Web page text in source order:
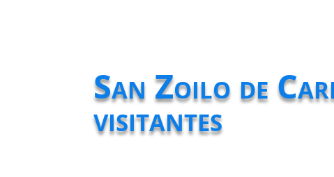
San Zoilo de
visitantes